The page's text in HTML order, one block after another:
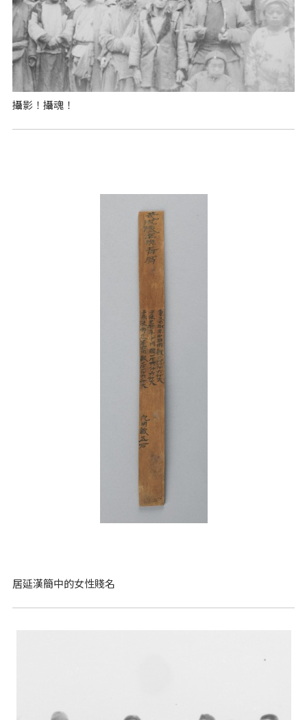
攝影！攝魂！
居延漢簡中的女性賤名